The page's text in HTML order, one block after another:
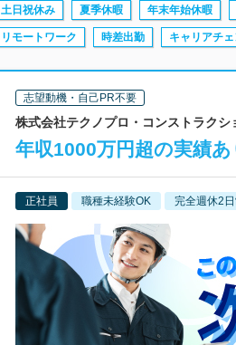
土日祝休み 夏季休暇 年末年始休暇
リモートワーク 時差出勤 キャリアチ
志望動機・自己PR不要
株式会社テクノプロ・コンストラク
年収1000万円超の実績
正社員 職種未経験OK 完全週休2日